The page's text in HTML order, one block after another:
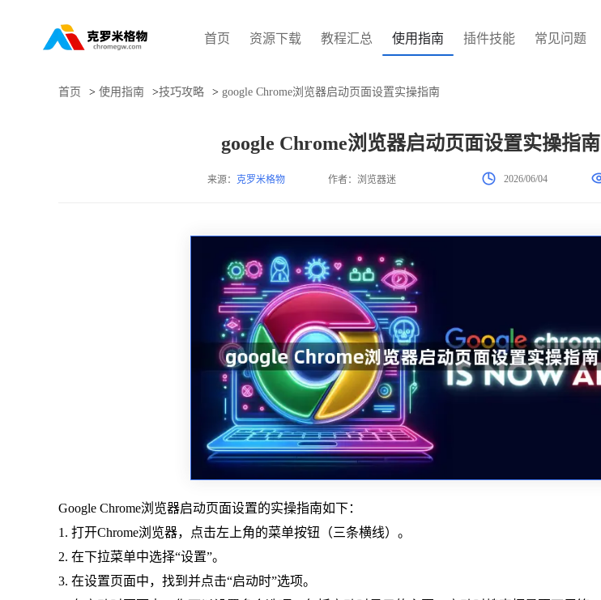
首页 资源下载 教程汇总 使用指南 插件技能 常见问题
首页 > 使用指南 >技巧攻略 > google Chrome浏览器启动页面设置实操指南
google Chrome浏览器启动页面设置实操指南
来源： 克罗米格物 作者：浏览器迷 2026/06/04
Google Chrome浏览器启动页面设置的实操指南如下：
1. 打开Chrome浏览器，点击左上角的菜单按钮（三条横线）。
2. 在下拉菜单中选择“设置”。
3. 在设置页面中，找到并点击“启动时”选项。